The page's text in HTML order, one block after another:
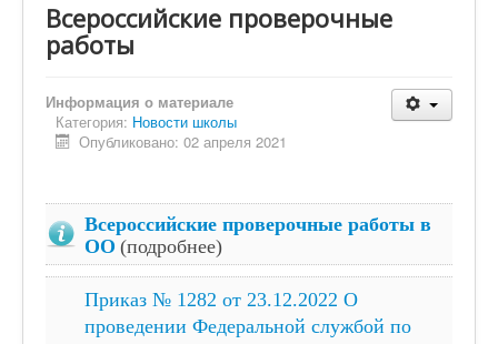
Cведения об образовательной организации
Наша деятельность
Центр "Точка роста"
Родителям
Противодействие коррупции
Дорожная безопасность
Информационная безопасность
Всероссийские проверочные
работы
Информация о материале
Категория: Новости школы
Опубликовано: 02 апреля 2021
Всероссийские проверочные работы в
ОО (подробнее)
Приказ № 1282 от 23.12.2022 О
проведении Федеральной службой по